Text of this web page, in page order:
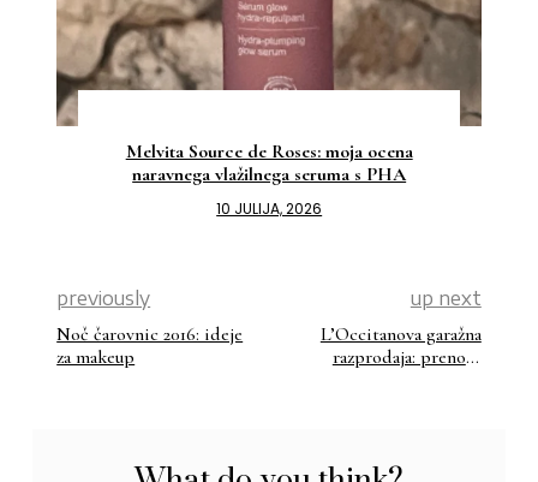
Melvita Source de Roses: moja ocena
naravnega vlažilnega seruma s PHA
10 JULIJA, 2026
previously
Noč čarovnic 2016: ideje
za makeup
up next
L’Occitanova garažna
razprodaja: prenova